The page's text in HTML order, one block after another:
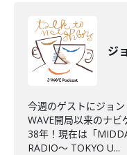
ジ
今週のゲストにジョ
WAVE開局以来のナ
38年！現在は「
RADIO〜 TOKYO U...